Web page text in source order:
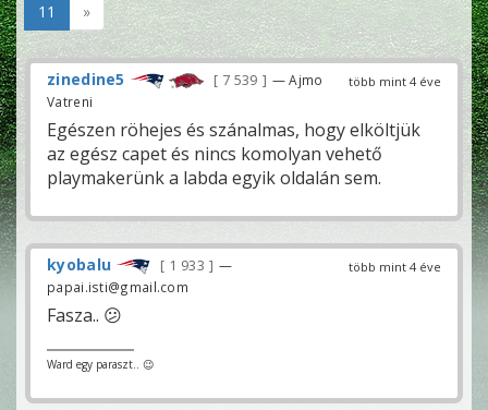
11
»
több mint 4 éve
zinedine5 7 539
— Ajmo
Vatreni
Egészen röhejes és szánalmas, hogy elköltjük
az egész capet és nincs komolyan vehető
playmakerünk a labda egyik oldalán sem.
több mint 4 éve
kyobalu 1 933
—
papai.isti@gmail.com
Fasza.. 😕
Ward egy paraszt.. 😉